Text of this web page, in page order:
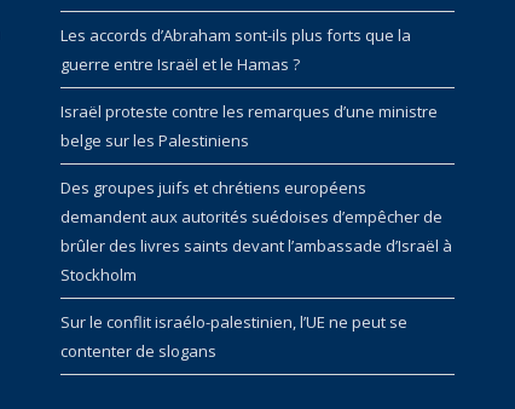
Les accords d’Abraham sont-ils plus forts que la
guerre entre Israël et le Hamas ?
Israël proteste contre les remarques d’une ministre
belge sur les Palestiniens
Des groupes juifs et chrétiens européens
demandent aux autorités suédoises d’empêcher de
brûler des livres saints devant l’ambassade d’Israël à
Stockholm
Sur le conflit israélo-palestinien, l’UE ne peut se
contenter de slogans